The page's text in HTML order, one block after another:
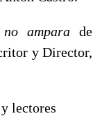
ampara de
y Director,
lectores